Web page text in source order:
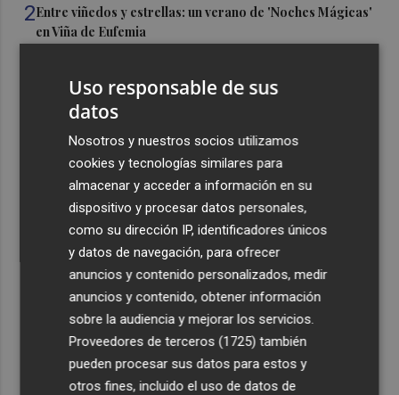
2Entre viñedos y estrellas: un verano de 'Noches Mágicas'
en Viña de Eufemia
entradas a la venta y aforo limitado
El Campello invierte 1,6 millones en la primera fase de la
'operación asfalto', que ya está en licitación
La magia de Terra Mítica se vive de noche durante el mes
de agosto con Summer Nights
Recibe toda la actualidad de
Plaza Podcast en tu correo
Quiero suscribirme
Uso responsable de sus
datos
Nosotros y nuestros socios utilizamos
cookies y tecnologías similares para
almacenar y acceder a información en su
dispositivo y procesar datos personales,
como su dirección IP, identificadores únicos
y datos de navegación, para ofrecer
anuncios y contenido personalizados, medir
anuncios y contenido, obtener información
sobre la audiencia y mejorar los servicios.
Proveedores de terceros (1725) también
pueden procesar sus datos para estos y
otros fines, incluido el uso de datos de